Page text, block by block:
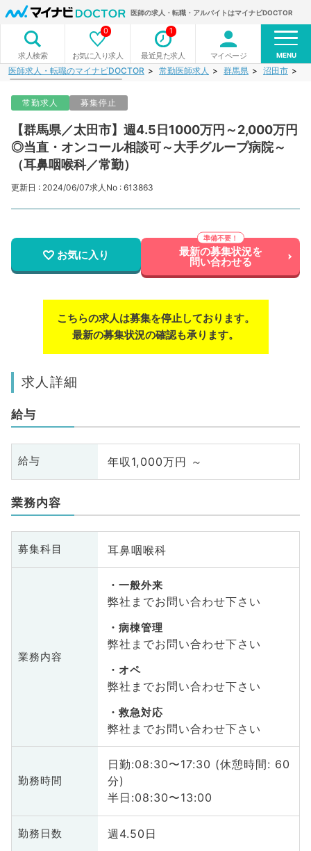
医師の求人・転職・アルバイトはマイナビDOCTOR
求人検索 お気に入り求人
0
最近見た求人
1
マイページ MENU
医師求人・転職のマイナビDOCTOR 常勤医師求人 群馬県 沼田市
常勤求人 募集停止
【群馬県／太田市】週4.5日1000万円～2,000万円
◎当直・オンコール相談可～大手グループ病院～
（耳鼻咽喉科／常勤）
更新日 : 2024/06/07求人No : 613863
お気に入り 最新の募集状況を
問い合わせる
こちらの求人は募集を停止しております。
最新の募集状況の確認も承ります。
求人詳細
給与
給与 年収1,000万円 ～
業務内容
募集科目 耳鼻咽喉科
業務内容
一般外来
弊社までお問い合わせ下さい
病棟管理
弊社までお問い合わせ下さい
オペ
弊社までお問い合わせ下さい
救急対応
弊社までお問い合わせ下さい
勤務時間
日勤:08:30〜17:30 (休憩時間: 60
分)
半日:08:30〜13:00
勤務日数 週4.50日